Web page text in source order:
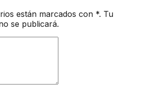
están marcados con *. Tu
se publicará.